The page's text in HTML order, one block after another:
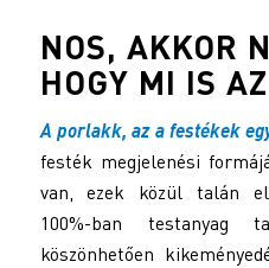
NOS, AKKOR
HOGY MI IS
A porlakk, az a festékek
festék megjelenési
van, ezek közül talán
100%-ban testanyag
köszönhetően